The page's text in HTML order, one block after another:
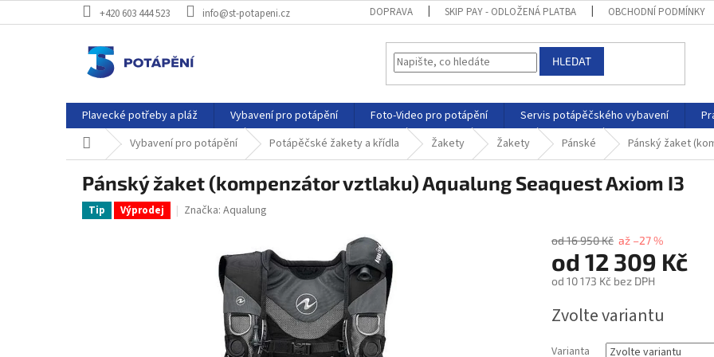
na
+420 603 444 523 info@st-potapeni.cz DOPRAVA SKIP PAY - ODLOŽENÁ PLATBA OBCHODNÍ PODMÍNKY
HLEDAT
Plavecké potřeby a pláž Vybavení pro potápění Foto-Video pro potápění Servis potápěčského vybavení
Domů Vybavení pro potápění Potápěčské žakety a křídla Žakety Žakety Pánské Pánský žaket
Pánský žaket (kompenzátor vztlaku) Aqualung Seaquest Axiom I3
Tip Výprodej Značka: Aqualung
od 16 950 Kč až –27 %
od 12 309 Kč
od 10 173 Kč bez DPH
Zvolte variantu
Varianta